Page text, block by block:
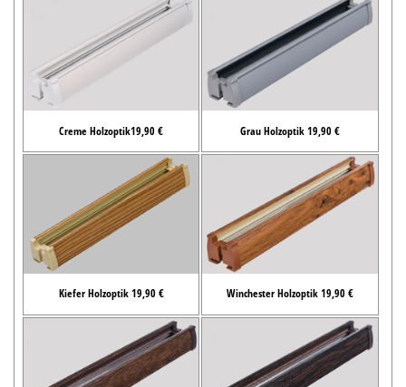
Creme Holzoptik19,90 € Grau Holzoptik 19,90 €
Kiefer Holzoptik 19,90 € Winchester Holzoptik 19,90 €